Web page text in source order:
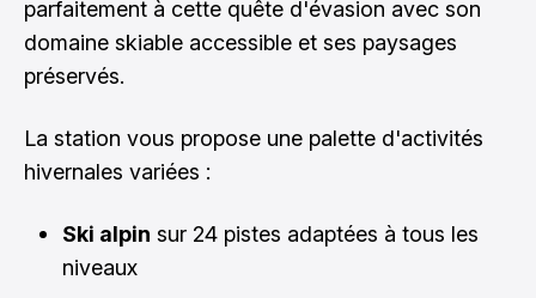
parfaitement à cette quête d'évasion avec son
domaine skiable accessible et ses paysages
préservés.
La station vous propose une palette d'activités
hivernales variées :
Ski alpin sur 24 pistes adaptées à tous les
niveaux